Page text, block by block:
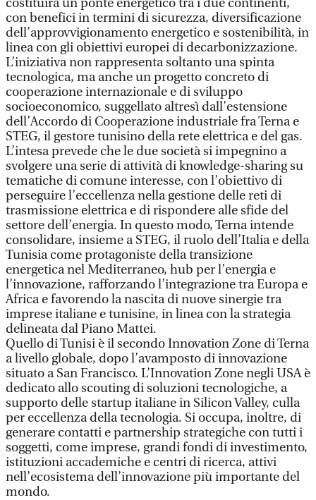
costituirà un ponte energetico tra i due continenti,
con benefici in termini di sicurezza, diversificazione
dell’approvvigionamento energetico e sostenibilità, in
linea con gli obiettivi europei di decarbonizzazione.
L’iniziativa non rappresenta soltanto una spinta
tecnologica, ma anche un progetto concreto di
cooperazione internazionale e di sviluppo
socioeconomico, suggellato altresì dall’estensione
dell’Accordo di Cooperazione industriale fra Terna e
STEG, il gestore tunisino della rete elettrica e del gas.
L’intesa prevede che le due società si impegnino a
svolgere una serie di attività di knowledge-sharing su
tematiche di comune interesse, con l’obiettivo di
perseguire l’eccellenza nella gestione delle reti di
trasmissione elettrica e di rispondere alle sfide del
settore dell’energia. In questo modo, Terna intende
consolidare, insieme a STEG, il ruolo dell’Italia e della
Tunisia come protagoniste della transizione
energetica nel Mediterraneo, hub per l’energia e
l’innovazione, rafforzando l’integrazione tra Europa e
Africa e favorendo la nascita di nuove sinergie tra
imprese italiane e tunisine, in linea con la strategia
delineata dal Piano Mattei.
Quello di Tunisi è il secondo Innovation Zone di Terna
a livello globale, dopo l’avamposto di innovazione
situato a San Francisco. L’Innovation Zone negli USA è
dedicato allo scouting di soluzioni tecnologiche, a
supporto delle startup italiane in Silicon Valley, culla
per eccellenza della tecnologia. Si occupa, inoltre, di
generare contatti e partnership strategiche con tutti i
soggetti, come imprese, grandi fondi di investimento,
istituzioni accademiche e centri di ricerca, attivi
nell’ecosistema dell’innovazione più importante del
mondo.